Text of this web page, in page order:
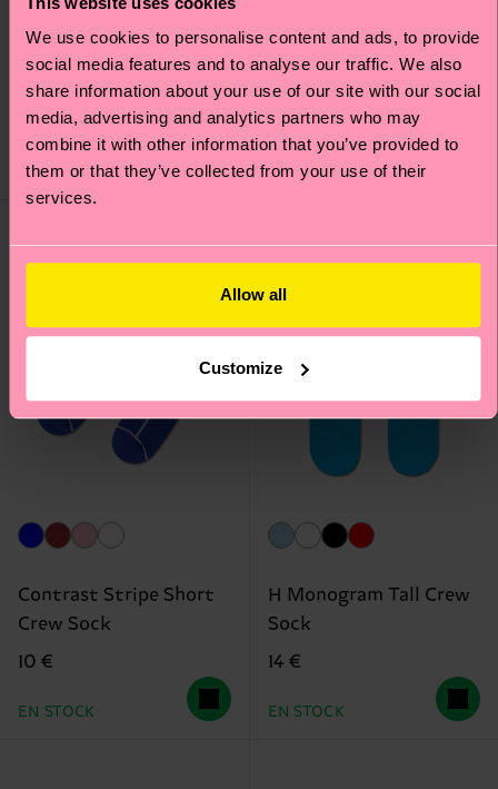
We use cookies to personalise content and ads, to provide
social media features and to analyse our traffic. We also
share information about your use of our site with our social
media, advertising and analytics partners who may
combine it with other information that you’ve provided to
them or that they’ve collected from your use of their
services.
Allow all
Customize
Mini Argyle Jaquard
Sock
12 €
EN STOCK
Contrast Stripe Sock
12 €
EN STOCK
Contrast Stripe Short
Crew Sock
10 €
EN STOCK
H Monogram Tall Crew
Sock
14 €
EN STOCK